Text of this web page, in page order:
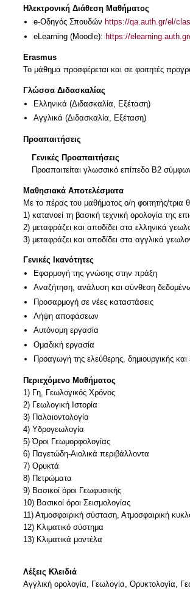
Ηλεκτρονική Διάθεση Μαθήματος
e-Οδηγός Σπουδών https://qa.auth.gr/el/
eLearning (Moodle): https://
Erasmus
Το μάθημα προσφέρεται και σε φοιτητές
Γλώσσα Διδασκαλίας
Ελληνικά (Διδασκαλία, Εξέταση)
Αγγλικά (Διδασκαλία, Εξέταση)
Προαπαιτήσεις
Γενικές Προαπαιτήσεις
Προαπαιτείται γλωσσικό επίπεδο Β2
Μαθησιακά Αποτελέσματα
Με το πέρας του μαθήματος ο/η φοιτητής/τρια
1) κατανοεί τη βασική τεχνική ορολογία της
2) μεταφράζει και αποδίδει στα ελληνικά
Γενικές Ικανότητες
Εφαρμογή της γνώσης στην πράξη
Αναζήτηση, ανάλυση και σύνθεση
Προσαρμογή σε νέες καταστάσεις
Λήψη αποφάσεων
Αυτόνομη εργασία
Ομαδική εργασία
Προαγωγή της ελεύθερης, δημιουργικής
Περιεχόμενο Μαθήματος
1) Γη, Γεωλογικός Χρόνος
2) Γεωλογική Ιστορία
3) Παλαιοντολογία
4) Υδρογεωλογία
5) Όροι Γεωμορφολογίας
6) Παγετώδη-Αιολικά περιβάλλοντα
7) Ορυκτά
8) Πετρώματα
9) Βασικοί όροι Γεωφυσικής
10) Βασικοί όροι Σεισμολογίας
11) Ατμοσφαιρική σύσταση, Ατμοσφαιρική
12) Κλιματικό σύστημα
13) Κλιματικά μοντέλα
Λέξεις Κλειδιά
Αγγλική ορολογία, Γεωλογία, Ορυκτολογία,